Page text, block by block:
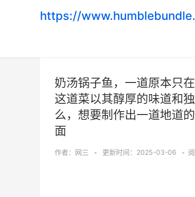
https://
奶汤锅子鱼，一道原本只
这道菜以其醇厚的味道和
么，想要制作出一道地道
面
作者： 网三 • 更新时间：2025-03-06 •